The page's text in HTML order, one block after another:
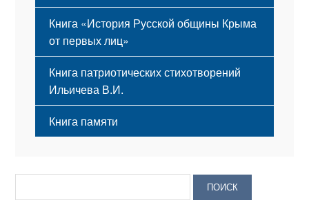
Книга «История Русской общины Крыма
от первых лиц»
Книга патриотических стихотворений
Ильичева В.И.
Книга памяти